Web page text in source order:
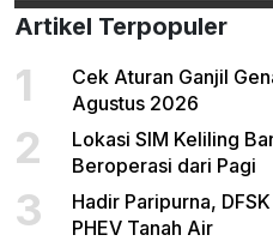
Artikel Terpopuler
1
Cek Aturan Ganjil
Agustus 2026
2
Lokasi SIM Keliling
Beroperasi dari Pagi
3
Hadir Paripurna,
PHEV Tanah Air